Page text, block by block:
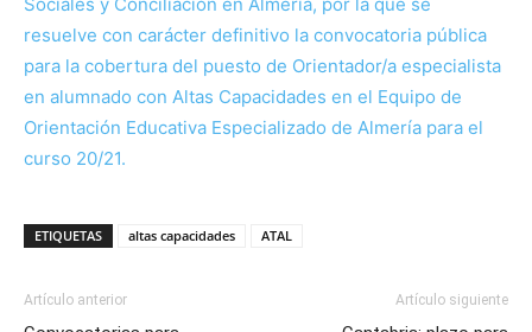
resuelve con carácter definitivo la convocatoria pública
para la cobertura del puesto de Orientador/a especialista
en alumnado con Altas Capacidades en el Equipo de
Orientación Educativa Especializado de Almería para el
curso 20/21.
ETIQUETAS altas capacidades ATAL
Artículo anterior Artículo siguiente